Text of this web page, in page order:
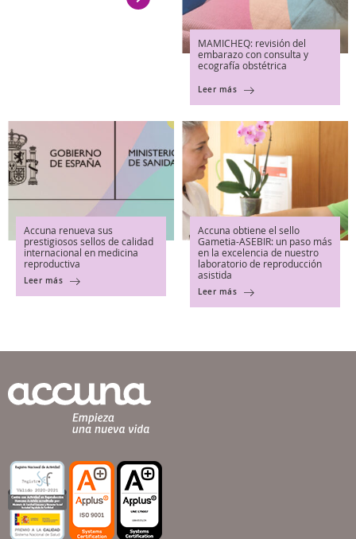
MAMICHEQ: revisión del
embarazo con consulta y
ecografía obstétrica
Leer más
Accuna renueva sus
prestigiosos sellos de calidad
internacional en medicina
reproductiva
Leer más
Accuna obtiene el sello
Gametia-ASEBIR: un paso más
en la excelencia de nuestro
laboratorio de reproducción
asistida
Leer más